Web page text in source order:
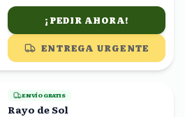
¡PEDIR AHORA!
ENTREGA URGENTE
ENVÍO GRATIS
Rayo de Sol